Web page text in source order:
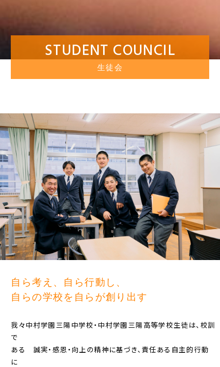
STUDENT COUNCIL
生徒会
自ら考え、自ら行動し、
自らの学校を自らが創り出す
我々中村学園三陽中学校・中村学園三陽高等学校生徒は、校訓
で
ある 誠実・感恩・向上の精神に基づき、責任ある自主的行動
に